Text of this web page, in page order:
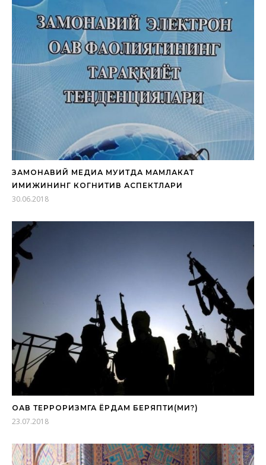
ЗАМОНАВИЙ МЕДИА МУҲИТДА МАМЛАКАТ
ИМИЖИНИНГ КОГНИТИВ АСПЕКТЛАРИ
30.06.2018
ОАВ ТЕРРОРИЗМГА ЁРДАМ БЕРЯПТИ(МИ?)
23.07.2018